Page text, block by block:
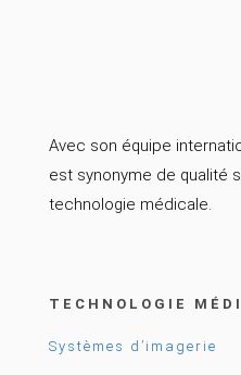
Avec son équipe
est synonyme de qualité
technologie médicale.
TECHNOLOGIE
Systèmes d’imagerie